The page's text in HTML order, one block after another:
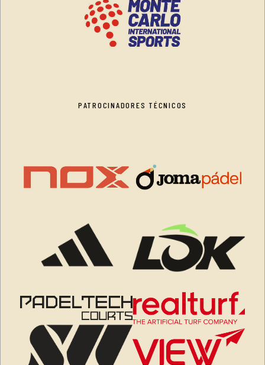
PATROCINADORES TÉCNICOS